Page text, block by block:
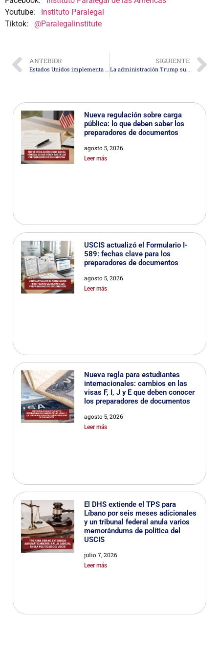
Youtube: Instituto Paralegal
Tiktok: @Paralegalinstitute
ANTERIOR
Estados Unidos implementa nueva tarifa de inmigración de $5,000 para no ciudadanos aprehendidos sin autorización
SIGUIENTE
La administración Trump suspende el Programa de Visas por Diversidad tras el tiroteo en la Universidad de Brown
Nueva regulación sobre carga
pública: lo que deben saber los
preparadores de documentos
agosto 5, 2026
Leer más
USCIS actualizó el Formulario I-
589: fechas clave para los
preparadores de documentos
agosto 5, 2026
Leer más
Nueva regla para estudiantes
internacionales: cambios en las
visas F, I, J y E que deben conocer
los preparadores de documentos
agosto 5, 2026
Leer más
El DHS extiende el TPS para
Líbano por seis meses adicionales
y un tribunal federal anula varios
memorándums de política del
USCIS
julio 7, 2026
Leer más